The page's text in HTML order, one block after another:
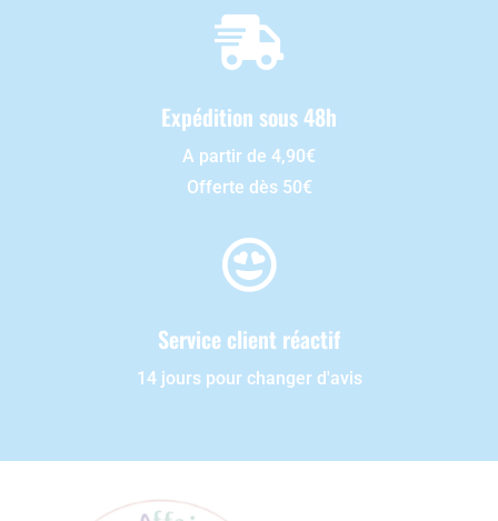

Expédition sous 48h
A partir de 4,90€
Offerte dès 50€

Service client réactif
14 jours pour changer d'avis